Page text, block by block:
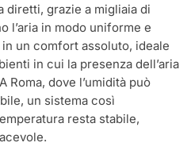
diretti, grazie a migliaia di
l’aria in modo uniforme e
un comfort assoluto, ideale
in cui la presenza dell’aria
Roma, dove l’umidità può
un sistema così
resta stabile,